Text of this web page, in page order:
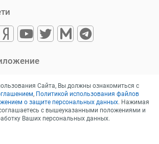
Сайта, Вы должны ознакомиться с
, Политикой использования файлов
о защите персональных данных. Нажимая
с вышеуказанными положениями и
Ваших персональных данных.